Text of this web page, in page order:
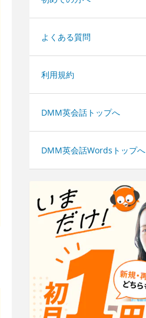
よくある質問
利用規約
DMM英会話トップへ
DMM英会話Wordsトップへ